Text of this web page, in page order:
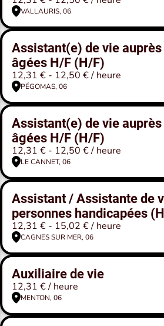
VALLAURIS, 06
Assistant(e) de vie
âgées H/F (H/F)
12,31 € - 12,50 € / heure
PÉGOMAS, 06
Assistant(e) de vie
âgées H/F (H/F)
12,31 € - 12,50 € / heure
LE CANNET, 06
Assistant / Assistante de
personnes handicapées
12,31 € - 15,02 € / heure
CAGNES SUR MER, 06
Auxiliaire de vie
12,31 € / heure
MENTON, 06